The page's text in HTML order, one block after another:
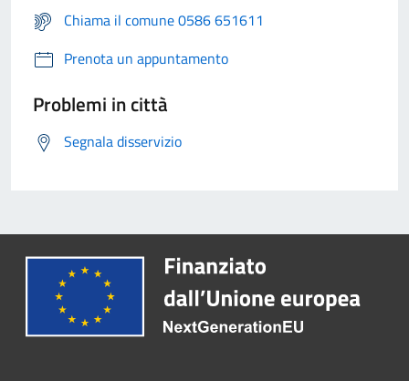
Chiama il comune 0586 651611
Prenota un appuntamento
Problemi in città
Segnala disservizio